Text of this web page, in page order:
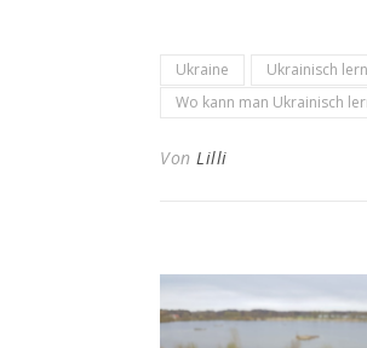
Ukraine Ukrainisch
Wo kann man Ukrainisch
Von Lilli